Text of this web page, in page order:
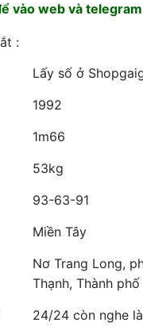
vào web và
:
Lấy số ở
1992
1m66
53kg
93-63-91
Miền Tây
Nơ Trang Long,
Thạnh, Thành
24/24 còn nghe